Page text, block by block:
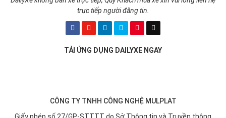
trực tiếp người đăng tin.
TẢI ỨNG DỤNG DAILYXE NGAY
CÔNG TY TNHH CÔNG NGHỆ MULPLAT